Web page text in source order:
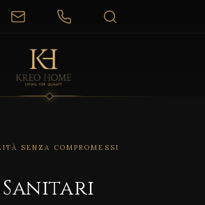
SENZA COMPROMESSI
Sanitari